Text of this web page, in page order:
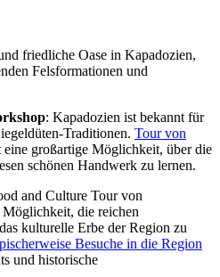
friedliche Oase in Kapadozien,
Felsformationen und
: Kapadozien ist bekannt für
Traditionen. Tour von
großartige Möglichkeit, über die
schönen Handwerk zu lernen.
and Culture Tour von
die reichen
kulturelle Erbe der Region zu
Besuche in die Region
und historische